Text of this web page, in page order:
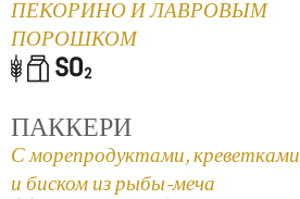
ПЕКОРИНО И ЛАВРОВЫМ
ПОРОШКОМ
ПАККЕРИ
С морепродуктами, креветками
и биском из рыбы-меча